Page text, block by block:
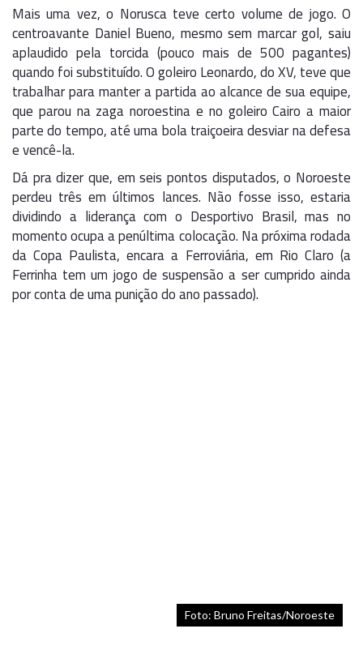
Mais uma vez, o Norusca teve certo volume de jogo. O
centroavante Daniel Bueno, mesmo sem marcar gol, saiu
aplaudido pela torcida (pouco mais de 500 pagantes)
quando foi substituído. O goleiro Leonardo, do XV, teve que
trabalhar para manter a partida ao alcance de sua equipe,
que parou na zaga noroestina e no goleiro Cairo a maior
parte do tempo, até uma bola traiçoeira desviar na defesa
e vencê-la.
Dá pra dizer que, em seis pontos disputados, o Noroeste
perdeu três em últimos lances. Não fosse isso, estaria
dividindo a liderança com o Desportivo Brasil, mas no
momento ocupa a penúltima colocação. Na próxima rodada
da Copa Paulista, encara a Ferroviária, em Rio Claro (a
Ferrinha tem um jogo de suspensão a ser cumprido ainda
por conta de uma punição do ano passado).
Foto: Bruno Freitas/Noroeste